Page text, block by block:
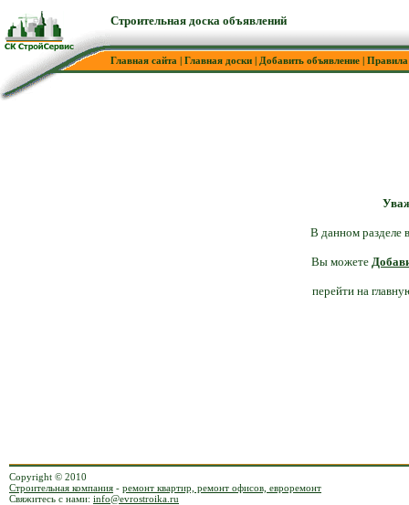
Строительная доска объявлений
Главная сайта | Главная доски | Добавить объявление |
В данном разделе
Вы можете
перейти на
Copyright © 2010
Строительная компания - ремонт квартир, ремонт офисов, евроремонт
Свяжитесь с нами: info@evrostroika.ru